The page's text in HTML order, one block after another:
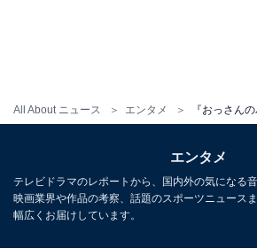
All About ニュース エンタメ
つきそうです。
エンタメ
テレビドラマのレポートから、国内外の気になる
映画業界や作品の考察、話題のスポーツニュース
幅広くお届けしています。